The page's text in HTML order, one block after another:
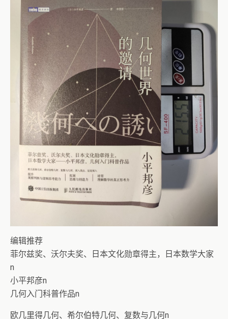
编辑推荐
菲尔兹奖、沃尔夫奖、日本文化勋章得主，日本数学大家
n
小平邦彦n
几何入门科普作品n
欧几里得几何、希尔伯特几何、复数与几何n